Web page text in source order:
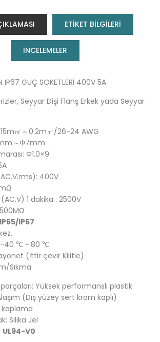
ETİKET BİLGİLERİ
INCELEMELER
IP67 GÜÇ SOKETLERİ 400V 5A
Seyyar Dişi Flanş Erkek yada Seyyar
㎡～0.2m㎡/26-24 AWG
～Φ7mm
Φ1.0×9
400V
1 dakika : 2500V
IP65/IP67
-40 ℃ ~ 80 ℃
(İttir çevir Kilitle)
Sıkma
Yüksek performanslı plastik
(Dış yüzey sert krom kaplı)
kaplama
Silika Jel
UL94-V0